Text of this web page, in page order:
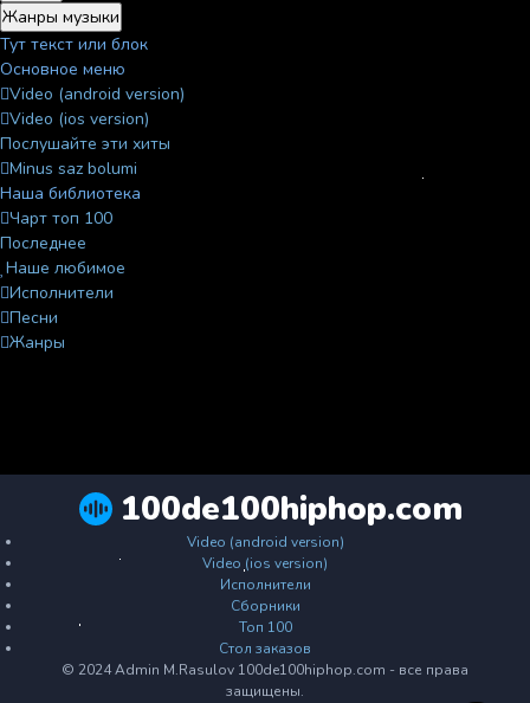
Жанры музыки
Тут текст или блок
Основное меню
Video (android version)
Video (ios version)
Послушайте эти хиты
Minus saz bolumi
Наша библиотека
Чарт топ 100
Последнее
Наше любимое
Исполнители
Песни
Жанры
100de100hiphop.com
Video (android version)
Video (ios version)
Исполнители
Сборники
Топ 100
Стол заказов
© 2024 Admin M.Rasulov 100de100hiphop.com - все права
защищены.